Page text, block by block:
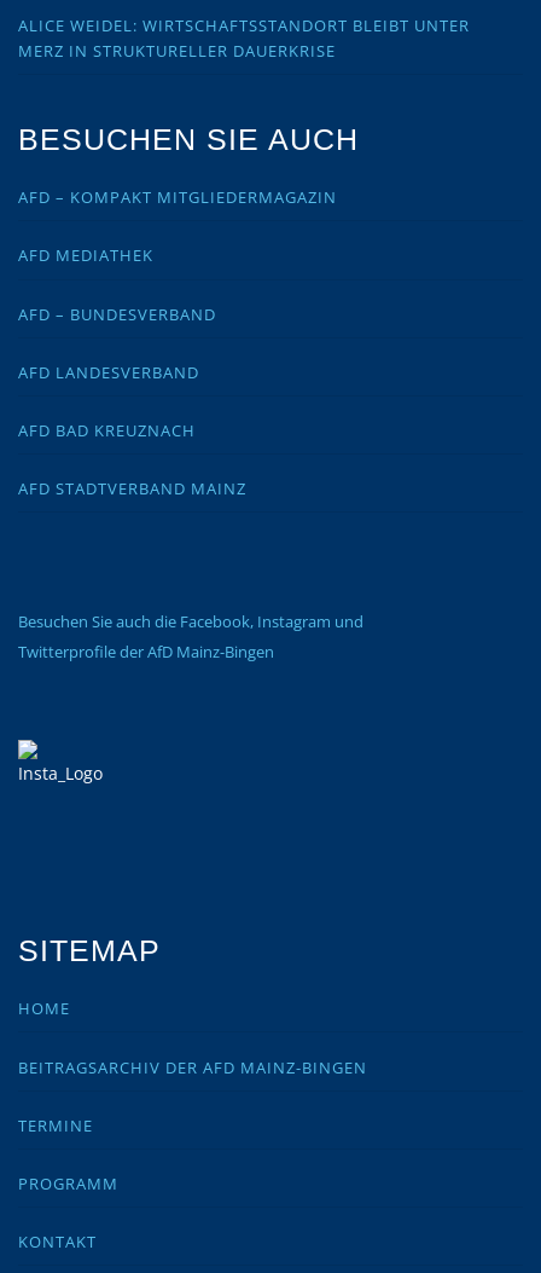
ALICE WEIDEL: WIRTSCHAFTSSTANDORT BLEIBT UNTER
MERZ IN STRUKTURELLER DAUERKRISE
BESUCHEN SIE AUCH
AFD – KOMPAKT MITGLIEDERMAGAZIN
AFD MEDIATHEK
AFD – BUNDESVERBAND
AFD LANDESVERBAND
AFD BAD KREUZNACH
AFD STADTVERBAND MAINZ
Besuchen Sie auch die Facebook, Instagram und
Twitterprofile der AfD Mainz-Bingen
SITEMAP
HOME
BEITRAGSARCHIV DER AFD MAINZ-BINGEN
TERMINE
PROGRAMM
KONTAKT